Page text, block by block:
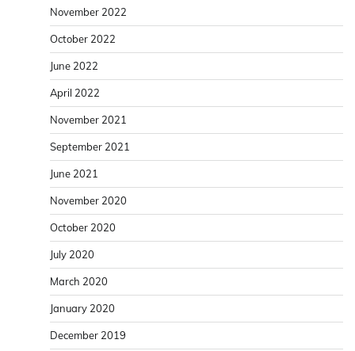
November 2022
October 2022
June 2022
April 2022
November 2021
September 2021
June 2021
November 2020
October 2020
July 2020
March 2020
January 2020
December 2019